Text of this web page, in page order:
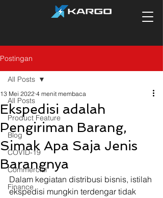
Postingan
All Posts
Product Feature
Blog
COVID-19
Commercial
Finance
All Posts
Ekspedisi adalah
Pengiriman Barang,
Simak Apa Saja Jenis
Barangnya
13 Mei 2022 4 menit membaca
Dalam kegiatan distribusi bisnis, istilah
ekspedisi mungkin terdengar tidak